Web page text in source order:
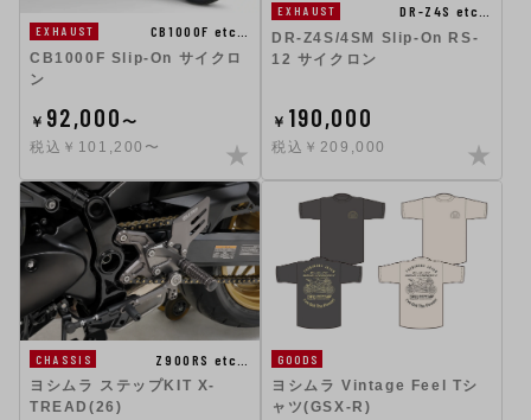
EXHAUST
CB1000F etc…
CB1000F Slip-On サイクロ
ン
￥ 92,000〜
税込￥101,200〜
EXHAUST
DR-Z4S etc…
DR-Z4S/4SM Slip-On RS-
12 サイクロン
￥ 190,000
税込￥209,000
CHASSIS
Z900RS etc…
ヨシムラ ステップKIT X-
TREAD(26)
GOODS
ヨシムラ Vintage Feel Tシ
ャツ(GSX-R)